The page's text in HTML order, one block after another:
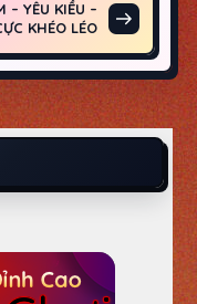
– YÊU KIỀU –
KHÉO LÉO